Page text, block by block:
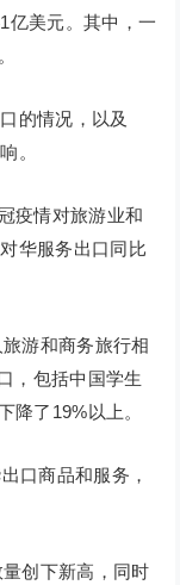
亿美元。其中，一
的情况，以及
。
疫情对旅游业和
华服务出口同比
游和商务旅行相
，包括中国学生
降了19%以上。
口商品和服务，
创下新高，同时